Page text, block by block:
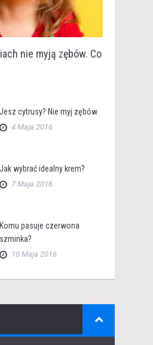
nie myją zębów. Co
Jesz cytrusy? Nie myj zębów
4 Maja 2016
Jak wybrać idealny krem?
7 Maja 2016
Komu pasuje czerwona
szminka?
10 Maja 2016